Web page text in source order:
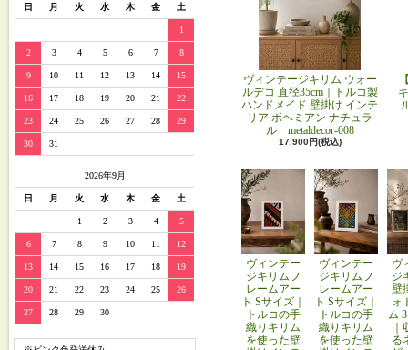
日 月 火 水 木 金 土
1
2 3 4 5 6 7 8
9 10 11 12 13 14 15
16 17 18 19 20 21 22
23 24 25 26 27 28 29
30 31
2026年9月
日 月 火 水 木 金 土
1 2 3 4 5
6 7 8 9 10 11 12
13 14 15 16 17 18 19
20 21 22 23 24 25 26
27 28 29 30
ヴィンテージキリム ウォー
ルデコ 直径35cm｜トルコ製
ハンドメイド 壁掛け インテ
リア ボヘミアン ナチュラ
ル metaldecor-008
17,900円(税込)
ヴィンテー
ジキリムフ
レームアー
ト Sサイズ｜
トルコの手
織りキリム
を使った壁
ヴィンテー
ジキリムフ
レームアー
ト Sサイズ｜
トルコの手
織りキリム
を使った壁
ヴ
ジ
壁
ォ
ム
る